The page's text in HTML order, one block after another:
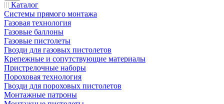
Каталог
Системы прямого монтажа
Газовая технология
Газовые баллоны
Газовые пистолеты
Гвозди для газовых пистолетов
Крепежные и сопутствующие материалы
Пристрелочные наборы
Пороховая технология
Гвозди для пороховых пистолетов
Монтажные патроны